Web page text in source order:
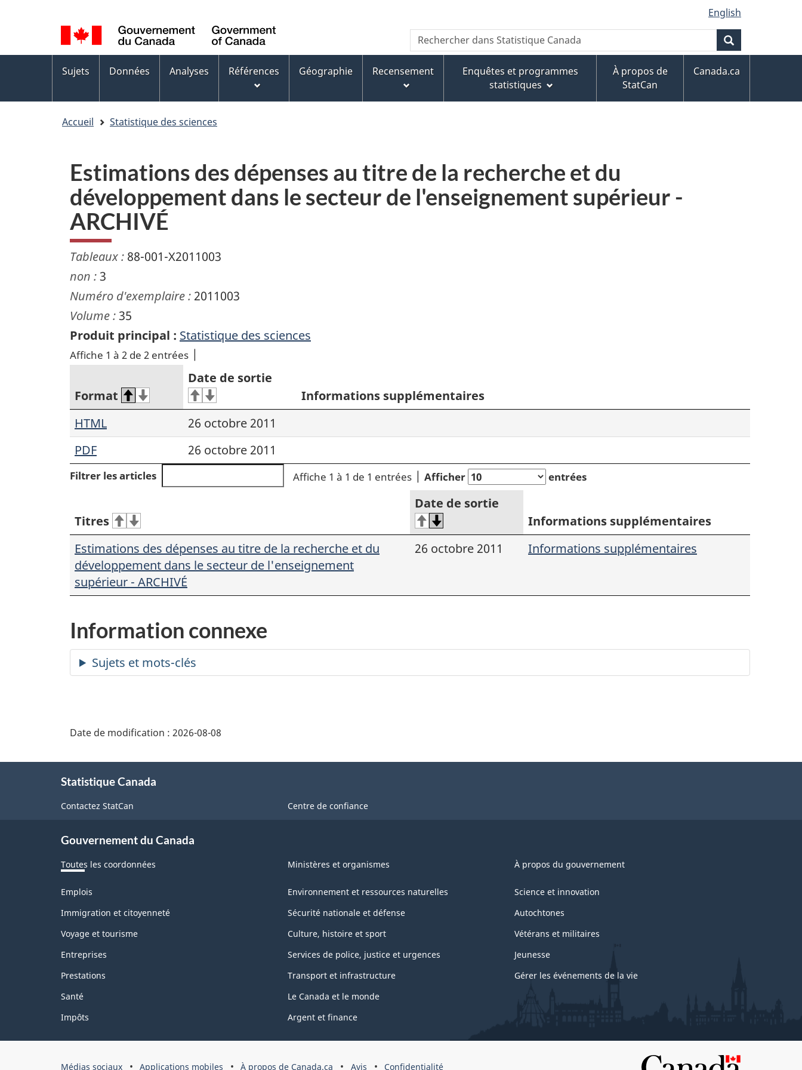
au
contenu
principal
au
pied
de
page
version
HTML
simplifiée
de
la
langue
Language
switcher
English
WxT
Search
form
Rechercher dans Statistique Canada
Menus
des
sujets
Sujets Données Analyses Références Géographie Recensement
Enquêtes et programmes
statistiques
À propos de
StatCan
Canada.ca
Accueil Statistique des sciences
Estimations des dépenses au titre de la recherche et du
développement dans le secteur de l'enseignement supérieur -
ARCHIVÉ
Tableaux : 88-001-X2011003
non :3
Numéro d'exemplaire : 2011003
Volume :35
Produit principal : Statistique des sciences
Affiche 1 à 2 de 2 entrées
Format
Date de sortie
Informations supplémentaires
HTML
26 octobre 2011
PDF
26 octobre 2011
Filtrer les articles Affiche 1 à 1 de 1 entrées Afficher entrées
Titres
Date de sortie
Informations supplémentaires
Estimations des dépenses au titre de la recherche et du
développement dans le secteur de l'enseignement
supérieur - ARCHIVÉ
26 octobre 2011 Informations supplémentaires
Information connexe
Date de modification : 2026-08-08
Statistique Canada
Contactez StatCan Centre de confiance
Gouvernement du Canada
Toutes les coordonnées Ministères et organismes À propos du gouvernement
Thèmes
sujets
Emplois
Immigration et citoyenneté
Voyage et tourisme
Entreprises
Prestations
Santé
Impôts
Environnement et ressources naturelles
Sécurité nationale et défense
Culture, histoire et sport
Services de police, justice et urgences
Transport et infrastructure
Le Canada et le monde
Argent et finance
Science et innovation
Autochtones
Vétérans et militaires
Jeunesse
Gérer les événements de la vie
Organisation
Médias sociaux Applications mobiles À propos de Canada.ca Avis Confidentialité